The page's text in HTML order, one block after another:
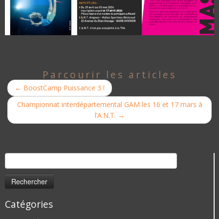
Parcourir les articles
← BoostCamp Puissance 3 !
Championnat interdépartemental GAM les 16 et 17 mars à
l’A.N.T. →
Catégories